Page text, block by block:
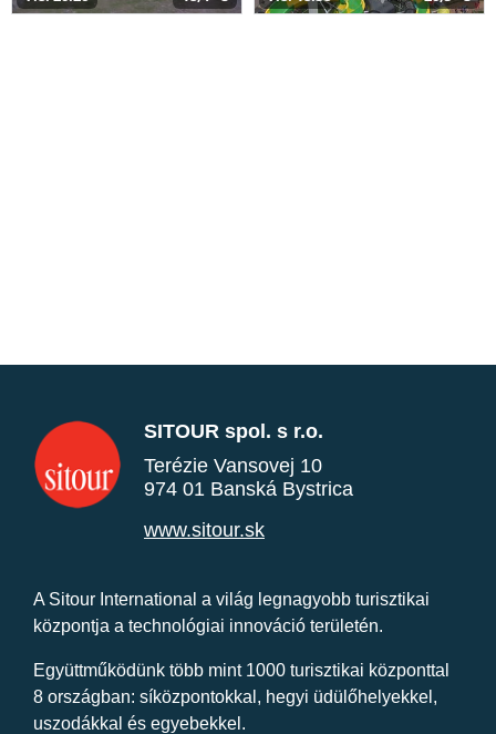
SITOUR spol. s r.o.
Terézie Vansovej 10
974 01 Banská Bystrica
www.sitour.sk
A Sitour International a világ legnagyobb turisztikai
központja a technológiai innováció területén.
Együttműködünk több mint 1000 turisztikai központtal
8 országban: síközpontokkal, hegyi üdülőhelyekkel,
uszodákkal és egyebekkel.